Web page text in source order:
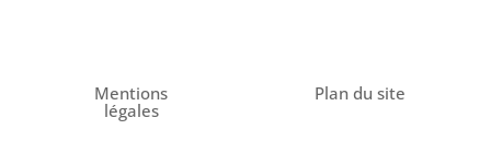
Mentions
légales
Plan du site